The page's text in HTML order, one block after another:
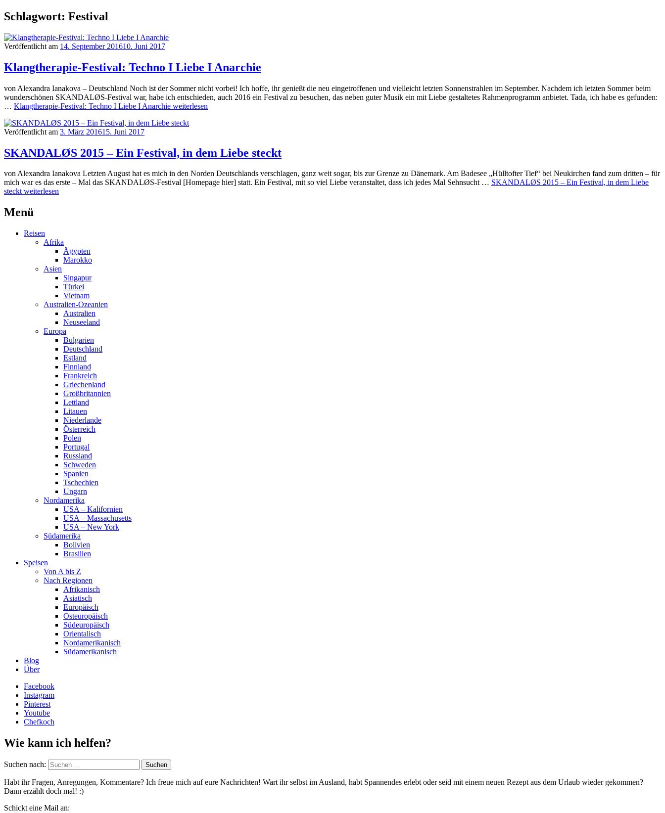
Schlagwort: Festival
Veröffentlicht am 14. September 201610. Juni 2017
Klangtherapie-Festival: Techno I Liebe I Anarchie
von Alexandra Ianakova – Deutschland Noch ist der Sommer nicht vorbei! Ich hoffe, ihr genießt die neu eingetroffenen und vielleicht letzten Sonnenstrahlen im September. Nachdem ich letzten Sommer beim
wunderschönen SKANDALØS-Festival war, habe ich entschieden, auch 2016 ein Festival zu besuchen, das neben guter Musik ein mit Liebe gestaltetes Rahmenprogramm anbietet. Tada, ich habe es gefunden:
… Klangtherapie-Festival: Techno I Liebe I Anarchie weiterlesen
Veröffentlicht am 3. März 201615. Juni 2017
SKANDALØS 2015 – Ein Festival, in dem Liebe steckt
von Alexandra Ianakova Letzten August hat es mich in den Norden Deutschlands verschlagen, ganz weit sogar, bis zur Grenze zu Dänemark. Am Badesee „Hülltofter Tief“ bei Neukirchen fand zum dritten – für
mich war es das erste – Mal das SKANDALØS-Festival [Homepage hier] statt. Ein Festival, mit so viel Liebe veranstaltet, dass ich jedes Mal Sehnsucht … SKANDALØS 2015 – Ein Festival, in dem Liebe
stecktweiterlesen
Menü
Reisen
Afrika
Ägypten
Marokko
Asien
Singapur
Türkei
Vietnam
Australien-Ozeanien
Australien
Neuseeland
Europa
Bulgarien
Deutschland
Estland
Finnland
Frankreich
Griechenland
Großbritannien
Lettland
Litauen
Niederlande
Österreich
Polen
Portugal
Russland
Schweden
Spanien
Tschechien
Ungarn
Nordamerika
USA – Kalifornien
USA – Massachusetts
USA – New York
Südamerika
Bolivien
Brasilien
Speisen
Von A bis Z
Nach Regionen
Afrikanisch
Asiatisch
Europäisch
Osteuropäisch
Südeuropäisch
Orientalisch
Nordamerikanisch
Südamerikanisch
Blog
Über
Facebook
Instagram
Pinterest
Youtube
Chefkoch
Wie kann ich helfen?
Suchen nach:
Habt ihr Fragen, Anregungen, Kommentare? Ich freue mich auf eure Nachrichten! Wart ihr selbst im Ausland, habt Spannendes erlebt oder seid mit einem neuen Rezept aus dem Urlaub wieder gekommen?
Dann erzählt doch mal! :)
Schickt eine Mail an: